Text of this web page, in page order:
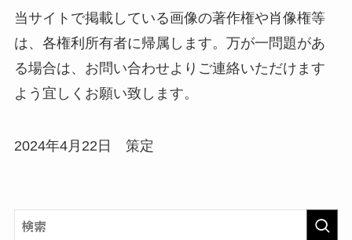
当サイトで掲載している画像の著作権や肖像権等
は、各権利所有者に帰属します。万が一問題があ
る場合は、お問い合わせよりご連絡いただけます
よう宜しくお願い致します。
2024年4月22日 策定